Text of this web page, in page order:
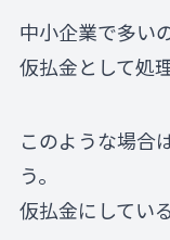
中小企業で多い
仮払金として処
このような場合
う。
仮払金にしてい